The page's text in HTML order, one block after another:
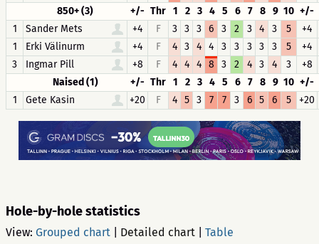
850+ (3)
+/- Thr 1 2 3 4 5 6 7 8 9 10 +/-
1
Sander Mets +4 F 3 3 3 6 3 2 3 4 3 5
+4
1
Erki Välinurm +4 F 4 3 4 4 3 3 3 3 3 5
+4
3
Ingmar Pill +8 F 4 4 4 8 3 2 4 3 4 3
+8
Naised (1)
+/- Thr 1 2 3 4 5 6 7 8 9 10 +/-
1
Gete Kasin +20 F 4 5 3 7 7 3 6 5 6 5 +20
Hole-by-hole statistics
View: Grouped chart Detailed chart Table